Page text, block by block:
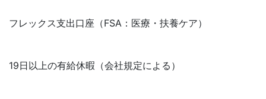
フレックス支出口座（FSA：医療・扶養ケア）
19日以上の有給休暇（会社規定による）